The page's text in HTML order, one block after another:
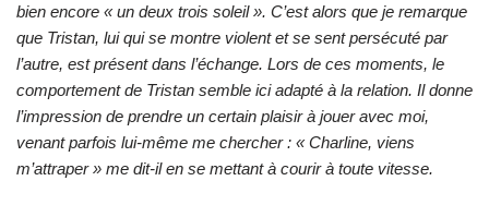
bien encore « un deux trois soleil ». C’est alors que je remarque
que Tristan, lui qui se montre violent et se sent persécuté par
l’autre, est présent dans l’échange. Lors de ces moments, le
comportement de Tristan semble ici adapté à la relation. Il donne
l’impression de prendre un certain plaisir à jouer avec moi,
venant parfois lui-même me chercher : « Charline, viens
m’attraper » me dit-il en se mettant à courir à toute vitesse.